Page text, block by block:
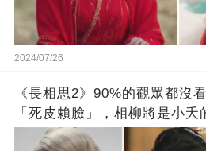
2024/07/26
《長相思2》90%的觀眾都沒
「死皮賴臉」，相柳將是小夭